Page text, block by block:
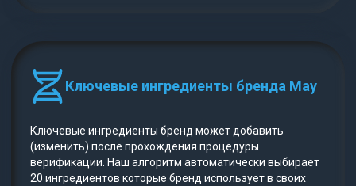
Ключевые ингредиенты бренда May
Ключевые ингредиенты бренд может добавить
(изменить) после прохождения процедуры
верификации. Наш алгоритм автоматически выбирает
20 ингредиентов которые бренд использует в своих